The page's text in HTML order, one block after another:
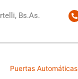
Bs.As.
Puertas Automáticas